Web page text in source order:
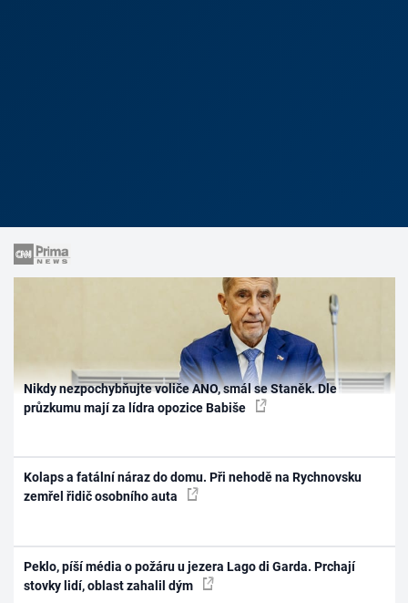
Nikdy nezpochybňujte voliče ANO, smál se Staněk. Dle
průzkumu mají za lídra opozice Babiše
Kolaps a fatální náraz do domu. Při nehodě na Rychnovsku
zemřel řidič osobního auta
Peklo, píší média o požáru u jezera Lago di Garda. Prchají
stovky lidí, oblast zahalil dým